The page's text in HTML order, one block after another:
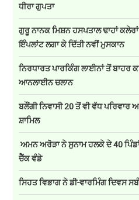
ਧੀਰਾ ਗੁਪਤਾ
ਗੁਰੂ ਨਾਨਕ ਮਿਸ਼ਨ ਹਸਪਤਾਲ ਢਾਹਾਂ
ਇੰਪਲਾਂਟ ਲਗਾ ਕੇ ਦਿੱਤੀ ਨਵੀਂ ਮੁਸਕਾਨ
ਨਿਰਧਾਰਤ ਪਾਰਕਿੰਗ ਲਾਈਨਾਂ ਤੋਂ
ਆਨਲਾਈਨ ਚਲਾਨ
ਬਲੌਂਗੀ ਨਿਵਾਸੀ 20 ਤੋਂ ਵੀ ਵੱਧ
ਸ਼ਾਮਿਲ
ਅਮਨ ਅਰੋੜਾ ਨੇ ਸੁਨਾਮ ਹਲਕੇ ਦੇ 40
ਚੈੱਕ ਵੰਡੇ
ਸਿਹਤ ਵਿਭਾਗ ਨੇ ਡੀ-ਵਾਰਮਿੰਗ ਦਿਵਸ